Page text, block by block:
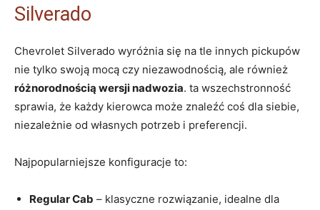
Silverado
Chevrolet Silverado wyróżnia się na tle innych pickupów
nie tylko swoją mocą czy niezawodnością, ale również
różnorodnością wersji nadwozia. ta wszechstronność
sprawia, że każdy kierowca może znaleźć coś dla siebie,
niezależnie od własnych potrzeb i preferencji.
Najpopularniejsze konfiguracje to:
Regular Cab – klasyczne rozwiązanie, idealne dla